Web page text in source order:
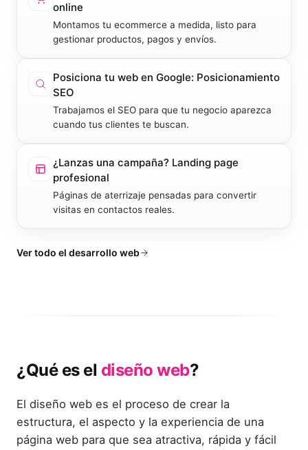
online
Montamos tu ecommerce a medida, listo para
gestionar productos, pagos y envíos.
Posiciona tu web en Google: Posicionamiento
SEO
Trabajamos el SEO para que tu negocio aparezca
cuando tus clientes te buscan.
¿Lanzas una campaña? Landing page
profesional
Páginas de aterrizaje pensadas para convertir
visitas en contactos reales.
Ver todo el desarrollo web
¿Qué es el diseño web?
El diseño web es el proceso de crear la
estructura, el aspecto y la experiencia de una
página web para que sea atractiva, rápida y fácil